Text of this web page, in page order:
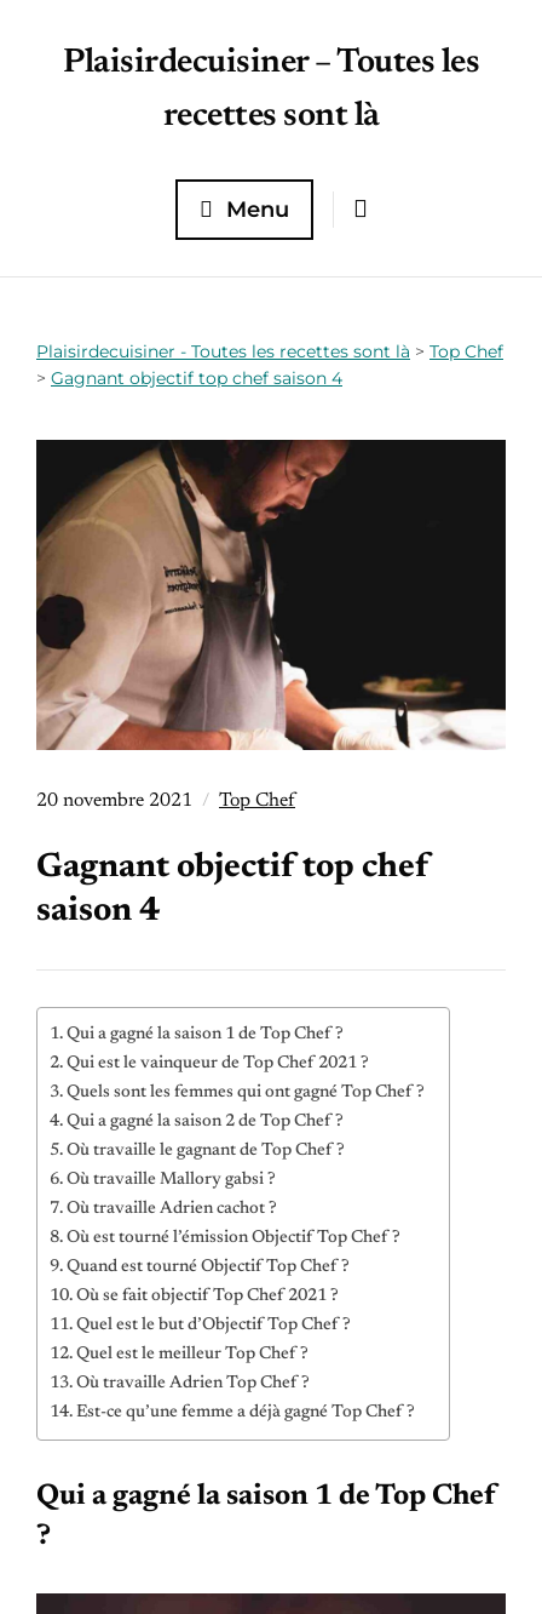
Plaisirdecuisiner – Toutes les
recettes sont là
Menu
Plaisirdecuisiner - Toutes les recettes sont là > Top Chef
> Gagnant objectif top chef saison 4
20 novembre 2021 Top Chef
Gagnant objectif top chef
saison 4
Qui a gagné la saison 1 de Top Chef ?
Qui est le vainqueur de Top Chef 2021 ?
Quels sont les femmes qui ont gagné Top Chef ?
Qui a gagné la saison 2 de Top Chef ?
Où travaille le gagnant de Top Chef ?
Où travaille Mallory gabsi ?
Où travaille Adrien cachot ?
Où est tourné l’émission Objectif Top Chef ?
Quand est tourné Objectif Top Chef ?
Où se fait objectif Top Chef 2021 ?
Quel est le but d’Objectif Top Chef ?
Quel est le meilleur Top Chef ?
Où travaille Adrien Top Chef ?
Est-ce qu’une femme a déjà gagné Top Chef ?
Qui a gagné la saison 1 de Top Chef
?